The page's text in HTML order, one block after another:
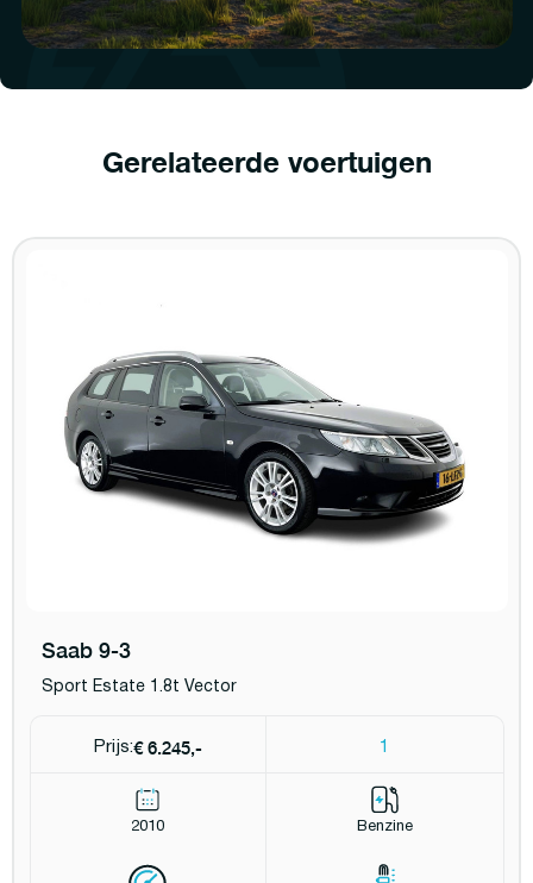
Gerelateerde voertuigen
Saab 9-3
Sport Estate 1.8t Vector
Prijs:€ 6.245,- 1
2010 Benzine